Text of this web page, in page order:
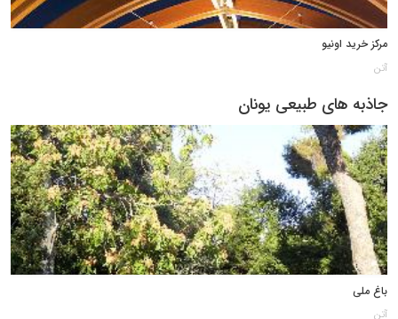
مرکز خرید اونیو
آتن
جاذبه های طبیعی یونان
باغ ملی
آتن